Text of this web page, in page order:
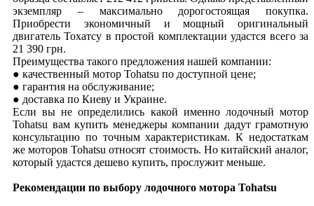
экземпляр – максимально дорогостоящая покупка.
Приобрести экономичный и мощный оригинальный
двигатель Тохатсу в простой комплектации удастся всего за
21 390 грн.
Преимущества такого предложения нашей компании:
● качественный мотор Tohatsu по доступной цене;
● гарантия на обслуживание;
● доставка по Киеву и Украине.
Если вы не определились какой именно лодочный мотор
Tohatsu вам купить менеджеры компании дадут грамотную
консультацию по точным характеристикам. К недостаткам
же моторов Tohatsu относят стоимость. Но китайский аналог,
который удастся дешево купить, прослужит меньше.
Рекомендации по выбору лодочного мотора Tohatsu